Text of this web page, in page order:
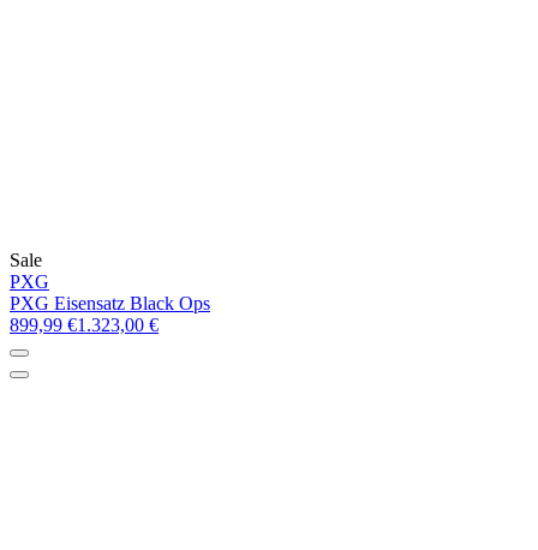
Sale
PXG
PXG Eisensatz Black Ops
899,99 €1.323,00 €